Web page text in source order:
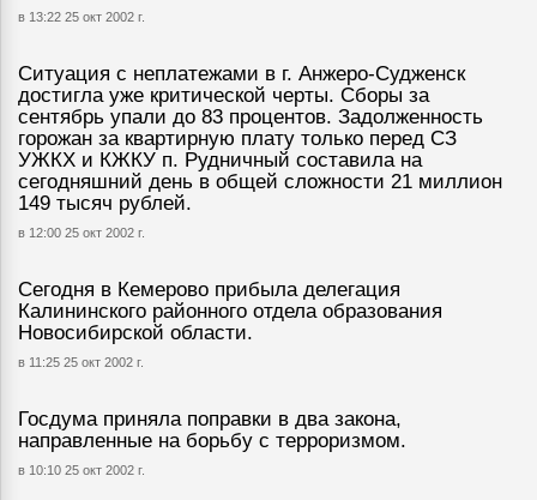
в 13:22 25 окт 2002 г.
Ситуация с неплатежами в г. Анжеро-Судженск
достигла уже критической черты. Сборы за
сентябрь упали до 83 процентов. Задолженность
горожан за квартирную плату только перед СЗ
УЖКХ и КЖКУ п. Рудничный составила на
сегодняшний день в общей сложности 21 миллион
149 тысяч рублей.
в 12:00 25 окт 2002 г.
Сегодня в Кемерово прибыла делегация
Калининского районного отдела образования
Новосибирской области.
в 11:25 25 окт 2002 г.
Госдума приняла поправки в два закона,
направленные на борьбу с терроризмом.
в 10:10 25 окт 2002 г.